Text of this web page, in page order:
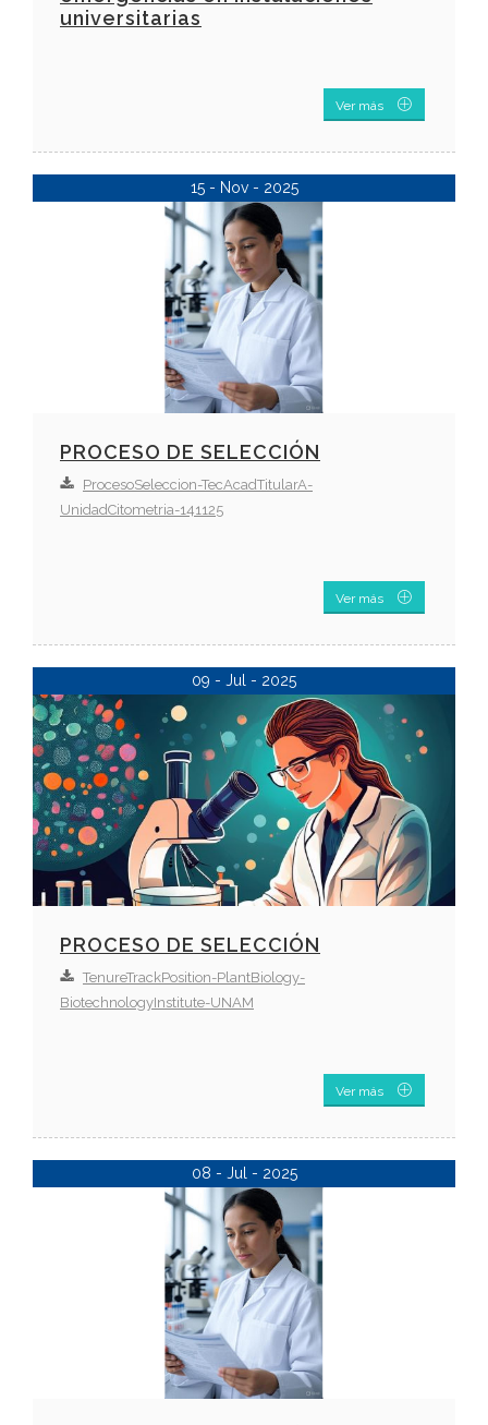
universitarias
Ver más
15 - Nov - 2025
PROCESO DE SELECCIÓN
ProcesoSeleccion-TecAcadTitularA-
UnidadCitometria-141125
Ver más
09 - Jul - 2025
PROCESO DE SELECCIÓN
TenureTrackPosition-PlantBiology-
BiotechnologyInstitute-UNAM
Ver más
08 - Jul - 2025